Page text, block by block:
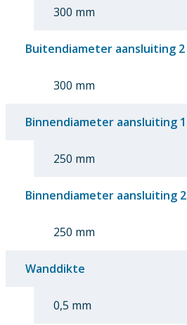
300 mm
Buitendiameter aansluiting 2
300 mm
Binnendiameter aansluiting 1
250 mm
Binnendiameter aansluiting 2
250 mm
Wanddikte
0,5 mm